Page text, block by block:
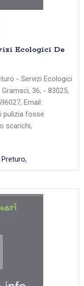
Ecologici De
- Servizi Ecologici
36, - 83025,
Email:
pulizia fosse
scarichi,